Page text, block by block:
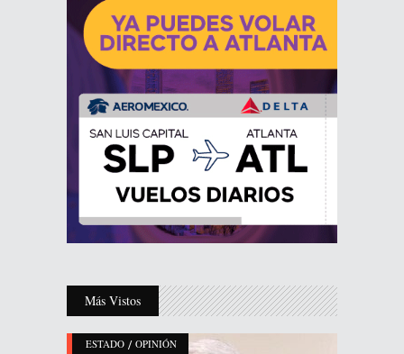
Más Vistos
ESTADO / OPINIÓN